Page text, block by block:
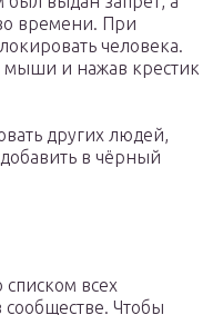
времени. При
человека.
мыши и нажав крестик
других людей,
в чёрный
всех
сообществе. Чтобы